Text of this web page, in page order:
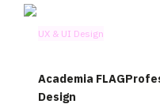
UX & UI Design
Academia
Design